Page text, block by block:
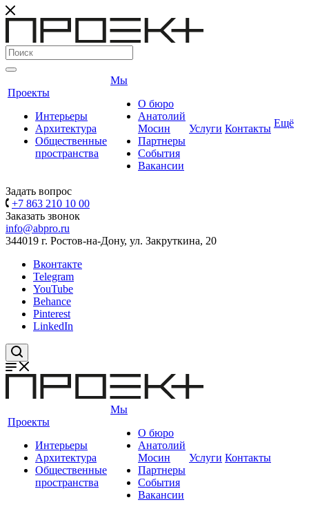
Проекты
Интерьеры
Архитектура
Общественные
пространства
Мы
О бюро
Анатолий
Мосин
Партнеры
События
Вакансии
Услуги Контакты Ещё
Задать вопрос
+7 863 210 10 00
Заказать звонок
info@abpro.ru
344019 г. Ростов-на-Дону, ул. Закруткина, 20
Вконтакте
Telegram
YouTube
Behance
Pinterest
LinkedIn
Проекты
Интерьеры
Архитектура
Общественные
пространства
Мы
О бюро
Анатолий
Мосин
Партнеры
События
Вакансии
Услуги Контакты